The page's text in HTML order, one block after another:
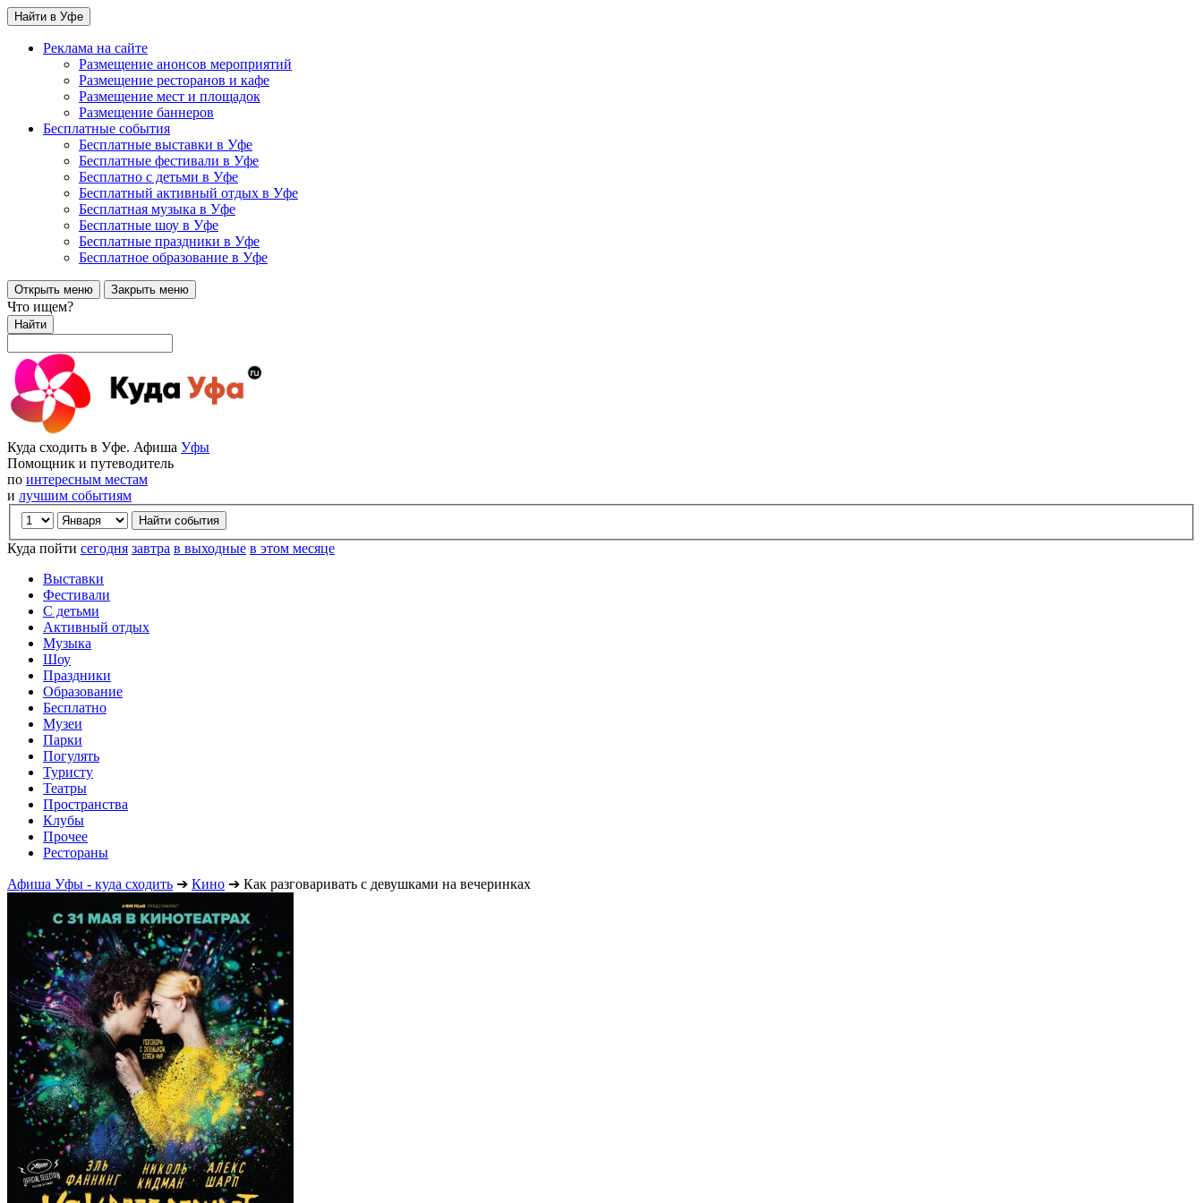
Найти в Уфе
Реклама на сайте
Размещение анонсов мероприятий
Размещение ресторанов и кафе
Размещение мест и площадок
Размещение баннеров
Бесплатные события
Бесплатные выставки в Уфе
Бесплатные фестивали в Уфе
Бесплатно с детьми в Уфе
Бесплатный активный отдых в Уфе
Бесплатная музыка в Уфе
Бесплатные шоу в Уфе
Бесплатные праздники в Уфе
Бесплатное образование в Уфе
Открыть меню Закрыть меню
Что ищем?
Найти
Куда сходить в Уфе. Афиша Уфы
Помощник и путеводитель
по интересным местам
и лучшим событиям
Куда пойти сегодня завтра в выходные в этом месяце
Выставки
Фестивали
С детьми
Активный отдых
Музыка
Шоу
Праздники
Образование
Бесплатно
Музеи
Парки
Погулять
Туристу
Театры
Пространства
Клубы
Прочее
Рестораны
Афиша Уфы - куда сходить ➔ Кино ➔ Как разговаривать с девушками на вечеринках